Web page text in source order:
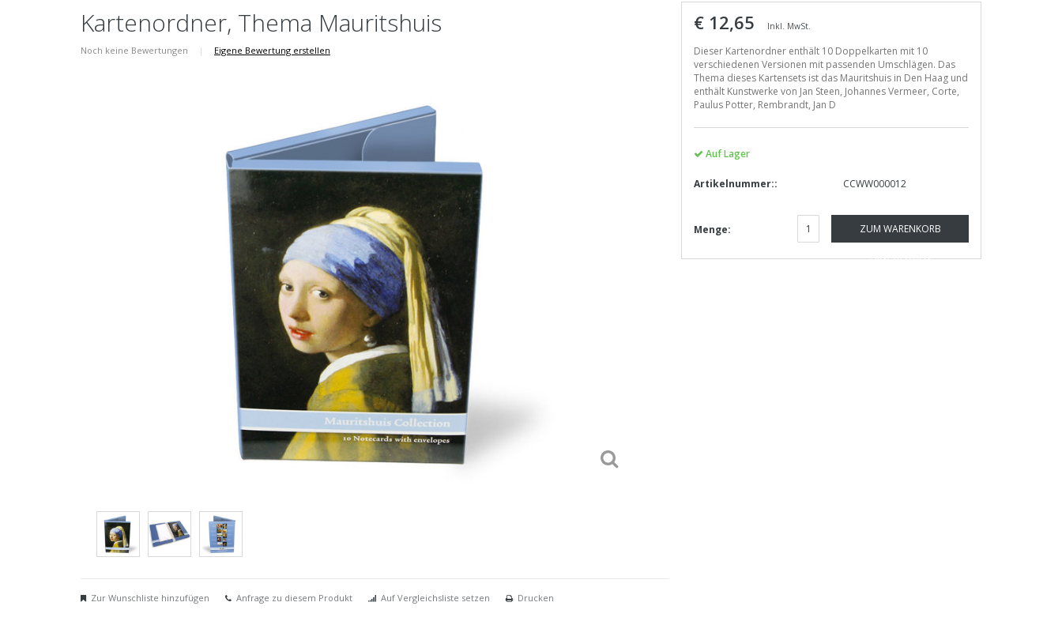
Kartenordner, Thema Mauritshuis
Noch keine Bewertungen | Eigene Bewertung erstellen
Zur Wunschliste hinzufügen Anfrage zu diesem Produkt Auf Vergleichsliste setzen Drucken
€ 12,65 Inkl. MwSt.
Dieser Kartenordner enthält 10 Doppelkarten mit 10
verschiedenen Versionen mit passenden Umschlägen. Das
Thema dieses Kartensets ist das Mauritshuis in Den Haag und
enthält Kunstwerke von Jan Steen, Johannes Vermeer, Corte,
Paulus Potter, Rembrandt, Jan D
Auf Lager
Artikelnummer:: CCWW000012
Menge: ZUM WARENKORB
HINZUFÜGEN